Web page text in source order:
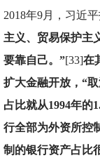
2018年9月，习近
主义、贸易保护主
要靠自己。”[33]在
扩大金融开放，“
占比就从1994年的
行全部为外资所控
制的银行资产占比